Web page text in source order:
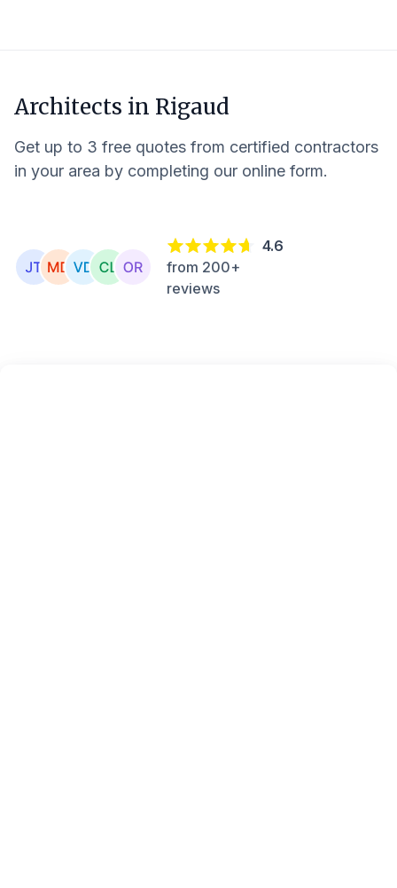
Architects in Rigaud
Get up to 3 free quotes from certified contractors
in your area by completing our online form.
4.6
from 200+
reviews